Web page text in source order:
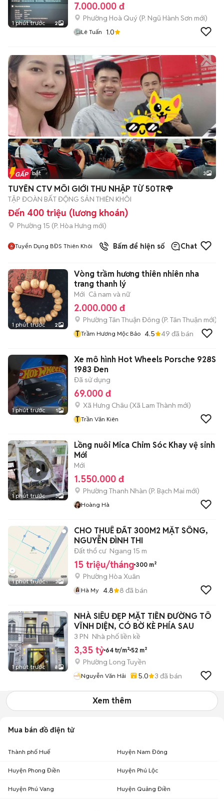
1 phút trước 2
7.000.000 đ
Phường Hoà Quý (P. Ngũ Hành Sơn mới)
Lê Tuấn 1.0
Tin nổi bật 3
TUYỂN CTV MÔI GIỚI THU NHẬP TỪ 50TR🌹
TẬP ĐOÀN BẤT ĐỘNG SẢN THIÊN KHÔI
Đến 400 triệu (lương khoán)
Phường 15 (P. Hòa Hưng mới)
Tuyển Dụng BĐS Thiên Khôi Bấm để hiện số Chat
1 phút trước 2
Vòng trầm hương thiên nhiên nha
trang thanh lý
Mới Cả nam và nữ
2.000.000 đ
Phường Tân Thuận Đông (P. Tân Thuận mới)
T Trầm Hương Mộc Bảo 4.5 49 đã bán
1 phút trước 1
Xe mô hình Hot Wheels Porsche 928S
1983 Đen
Đã sử dụng
69.000 đ
Xã Hưng Châu (Xã Lam Thành mới)
T Trần Văn Kiên
1 phút trước 3
Lồng nuôi Mica Chim Sóc Khay vệ sinh
Mới
Mới
1.550.000 đ
Phường Thanh Nhàn (P. Bạch Mai mới)
Hoàng Hà
1 phút trước 3
CHO THUÊ ĐẤT 300M2 MẶT SÔNG,
NGUYỄN ĐÌNH THI
Đất thổ cư Ngang 15 m
15 triệu/tháng 300 m²
Phường Hòa Xuân
Hà My 4.8 8 đã bán
1 phút trước 8
NHÀ SIÊU ĐẸP MẶT TIỀN ĐƯỜNG TÔ
VĨNH DIỆN, CÓ BỜ KÈ PHÍA SAU
3 PN Nhà phố liền kề
3,35 tỷ 64 tr/m² 52 m²
Phường Long Tuyền
Nguyễn Văn Hải 5.0 3 đã bán
Xem thêm
Mua bán đồ điện tử
Thành phố Huế Huyện Nam Đông
Huyện Phong Điền Huyện Phú Lộc
Huyện Phú Vang Huyện Quảng Điền